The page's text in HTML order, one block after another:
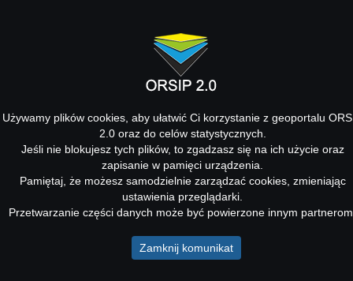
Używamy plików cookies, aby ułatwić Ci korzystanie z geoportalu
2.0 oraz do celów statystycznych.
Jeśli nie blokujesz tych plików, to zgadzasz się na ich użycie oraz
zapisanie w pamięci urządzenia.
Pamiętaj, że możesz samodzielnie zarządzać cookies, zmieniając
ustawienia przeglądarki.
Przetwarzanie części danych może być powierzone innym
Zamknij komunikat